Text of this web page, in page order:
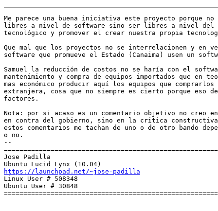
Me parece una buena iniciativa este proyecto porque
libres a nivel de software sino ser libres a nivel del
tecnológico y promover el crear nuestra propia
Que mal que los proyectos no se interrelacionen y en
software que promueve el Estado (Canaima) usen un
Samuel la reducción de costos no se haría con el
mantenimiento y compra de equipos importados que en
mas económico producir aquí los equipos que comprarlos
extranjera, cosa que no siempre es cierto porque eso
factores.
Nota: por si acaso es un comentario objetivo no creo
en contra del gobierno, sino en la critica
estos comentarios me tachan de uno o de otro bando
o no.
--
Jose Padilla
https://launchpad.net/~jose-padilla
Linux User # 508348
Ubuntu User # 30848